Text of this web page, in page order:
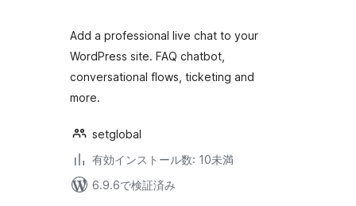
Add a professional live chat to your
WordPress site. FAQ chatbot,
conversational flows, ticketing and
more.
setglobal
有効インストール数: 10未満
6.9.6で検証済み